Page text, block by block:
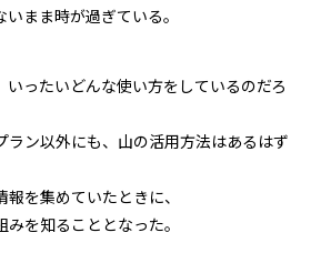
まま時が過ぎている。
いったいどんな使い方をしているのだろ
ラン以外にも、山の活用方法はあるはず
を集めていたときに、
を知ることとなった。